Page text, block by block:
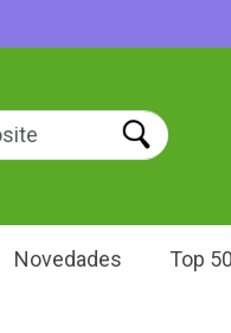
Novedades Top 50